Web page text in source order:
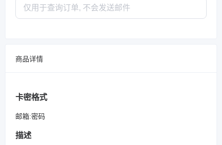
商品详情
卡密格式
邮箱:密码
描述